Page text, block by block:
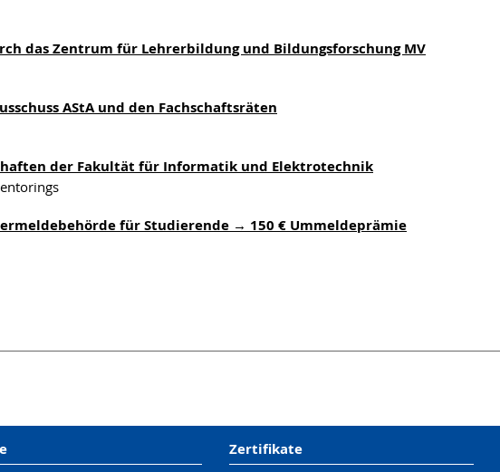
das Zentrum für Lehrerbildung und Bildungsforschung MV
AStA und den Fachschaftsräten
der Fakultät für Informatik und Elektrotechnik
für Studierende → 150 € Ummeldeprämie
Zertifikate